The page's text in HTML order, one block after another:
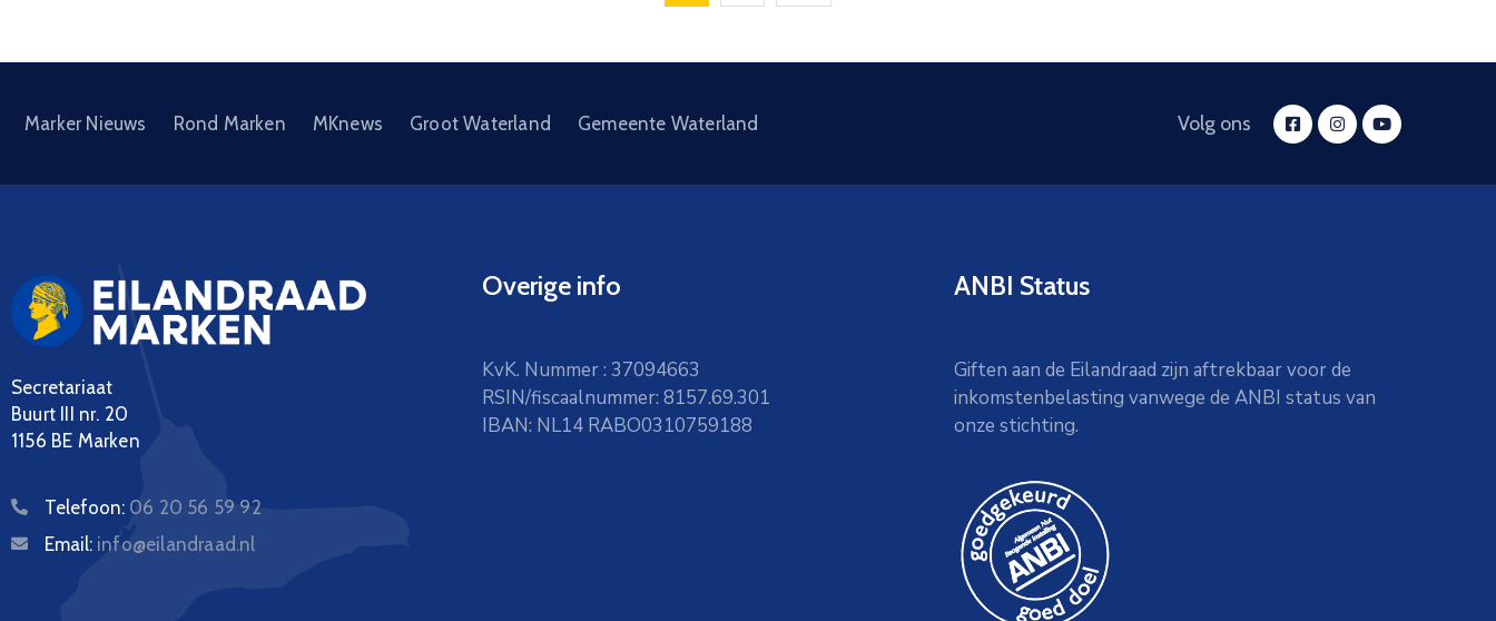
Marker Nieuws Rond Marken MKnews Groot Waterland Gemeente Waterland Volg ons
Secretariaat
Buurt III nr. 20
1156 BE Marken
Telefoon: 06 20 56 59 92
Email: info@eilandraad.nl
Overige info
KvK. Nummer : 37094663
RSIN/fiscaalnummer: 8157.69.301
IBAN: NL14 RABO0310759188
ANBI Status
Giften aan de Eilandraad zijn aftrekbaar voor de
inkomstenbelasting vanwege de ANBI status van
onze stichting.